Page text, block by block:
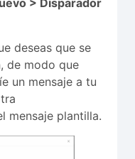
> Disparador
deseas que se
de modo que
un mensaje a tu
mensaje plantilla.